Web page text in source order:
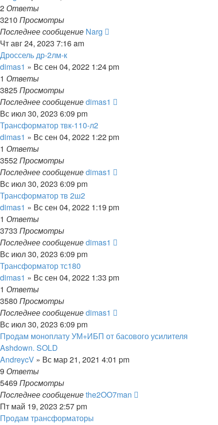
2 Ответы
3210 Просмотры
Последнее сообщение Narg
Чт авг 24, 2023 7:16 am
Дроссель др-2лм-к
dimas1 » Вс сен 04, 2022 1:24 pm
1 Ответы
3825Просмотры
Последнее сообщениеdimas1
Вс июл 30, 2023 6:09 pm
Трансформатор твк-110-л2
dimas1 » Вс сен 04, 2022 1:22 pm
1 Ответы
3552Просмотры
Последнее сообщениеdimas1
Вс июл 30, 2023 6:09 pm
Трансформатор тв 2ш2
dimas1 » Вс сен 04, 2022 1:19 pm
1 Ответы
3733 Просмотры
Последнее сообщениеdimas1
Вс июл 30, 2023 6:09 pm
Трансформатор тс180
dimas1 » Вс сен 04, 2022 1:33 pm
1 Ответы
3580 Просмотры
Последнее сообщениеdimas1
Вс июл 30, 2023 6:09 pm
Продам моноплату УМ+ИБП от басового усилителя
Ashdown. SOLD
AndreycV » Вс мар 21, 2021 4:01 pm
9 Ответы
5469 Просмотры
Последнее сообщениеthe2OO7man
Пт май 19, 2023 2:57 pm
Продам трансформаторы